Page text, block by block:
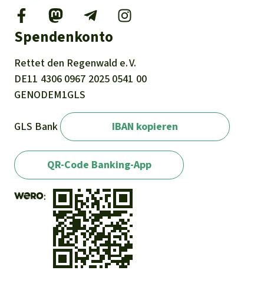
Spendenkonto
Rettet den Regenwald e. V.
DE11 4306 0967 2025 0541 00
GENODEM1GLS
GLS Bank IBAN kopieren
QR-Code Banking-App